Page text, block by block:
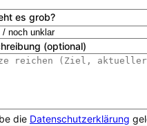
es grob?
(optional)
die Datenschutzerklärung